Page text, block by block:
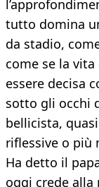
tutto domina
da stadio,
come se la
essere decisa
sotto gli occhi
bellicista,
riflessive o più
Ha detto il
oggi crede alla